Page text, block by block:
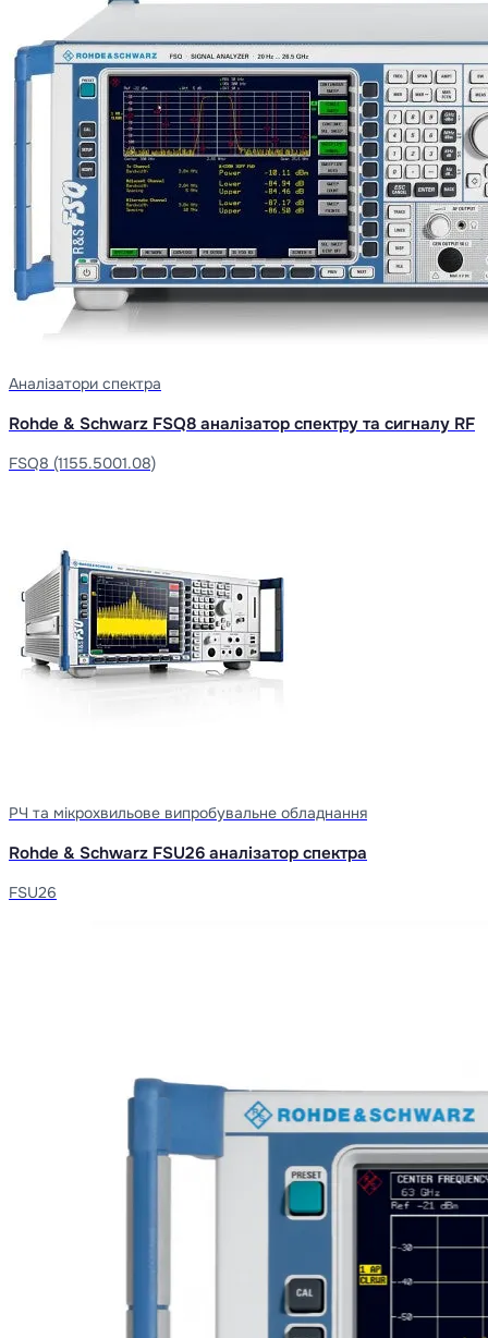
Аналізатори спектра
Rohde & Schwarz FSQ8 аналізатор спектру та сигналу RF
FSQ8 (1155.5001.08)
РЧ та мікрохвильове випробувальне обладнання
Rohde & Schwarz FSU26 аналізатор спектра
FSU26